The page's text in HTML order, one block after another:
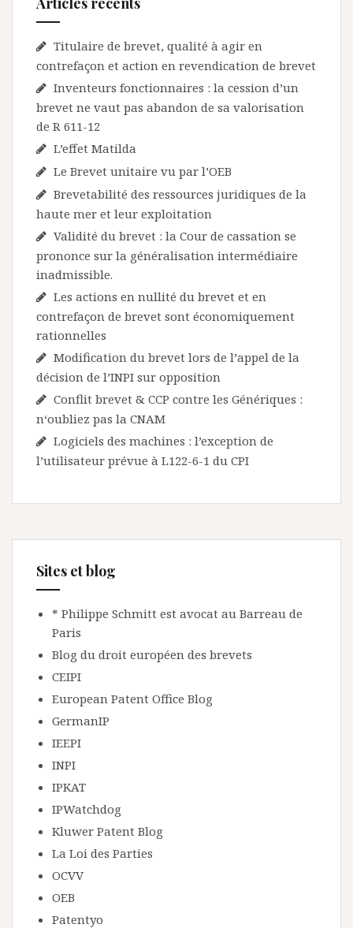
Titulaire de brevet, qualité à agir en
contrefaçon et action en revendication de brevet
Inventeurs fonctionnaires : la cession d’un
brevet ne vaut pas abandon de sa valorisation
de R 611-12
L’effet Matilda
Le Brevet unitaire vu par l’OEB
Brevetabilité des ressources juridiques de la
haute mer et leur exploitation
Validité du brevet : la Cour de cassation se
prononce sur la généralisation intermédiaire
inadmissible.
Les actions en nullité du brevet et en
contrefaçon de brevet sont économiquement
rationnelles
Modification du brevet lors de l’appel de la
décision de l’INPI sur opposition
Conflit brevet & CCP contre les Génériques :
n‘oubliez pas la CNAM
Logiciels des machines : l’exception de
l’utilisateur prévue à L122-6-1 du CPI
Sites et blog
* Philippe Schmitt est avocat au Barreau de
Paris
Blog du droit européen des brevets
CEIPI
European Patent Office Blog
GermanIP
IEEPI
INPI
IPKAT
IPWatchdog
Kluwer Patent Blog
La Loi des Parties
OCVV
OEB
Patentyo